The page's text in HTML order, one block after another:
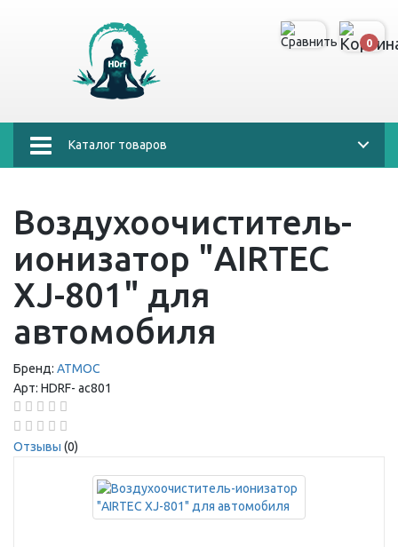
0
Каталог товаров
Воздухоочиститель-
ионизатор "AIRTEС
XJ-801" для
автомобиля
Бренд: АТМОС
Арт: HDRF- ас801
Отзывы (0)